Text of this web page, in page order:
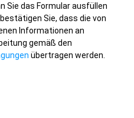
Sie das Formular ausfüllen
Sie, dass die von
Informationen an
gemäß den
übertragen werden.